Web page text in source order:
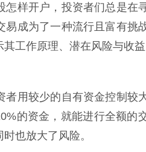
怎样开户，投资者们总是在
易成为了一种流行且富有挑
工作原理、潜在风险与收益
者用较少的自有资金控制较
的资金，就能进行全额的
也放大了风险。